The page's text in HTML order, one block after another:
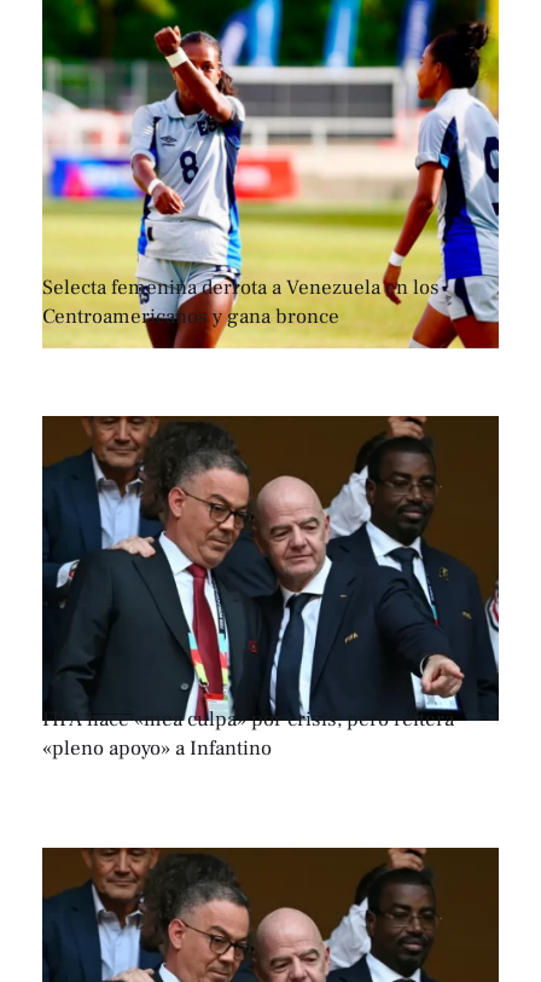
Selecta femenina derrota a Venezuela en los
Centroamericanos y gana bronce
FIFA hace «mea culpa» por crisis, pero reitera
«pleno apoyo» a Infantino